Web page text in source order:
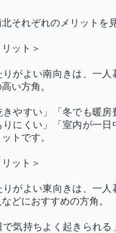
それぞれのメリットを
ット＞
がよい南向きは、一人
い方角。
きやすい」「冬でも暖房
りにくい」「室内が一
トです。
ット＞
りがよい東向きは、一人
どにおすすめの方角。
で気持ちよく起きられる